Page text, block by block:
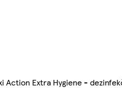
Action Extra Hygiene -